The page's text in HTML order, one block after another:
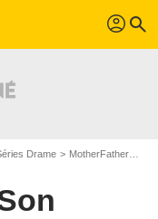
profil search
Drame MotherFatherSon